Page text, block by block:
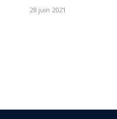
28 juin 2021